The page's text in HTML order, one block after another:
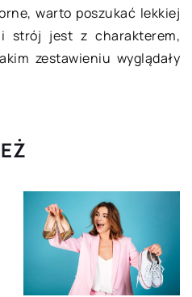
warto poszukać lekkiej
strój jest z charakterem,
zestawieniu wyglądały